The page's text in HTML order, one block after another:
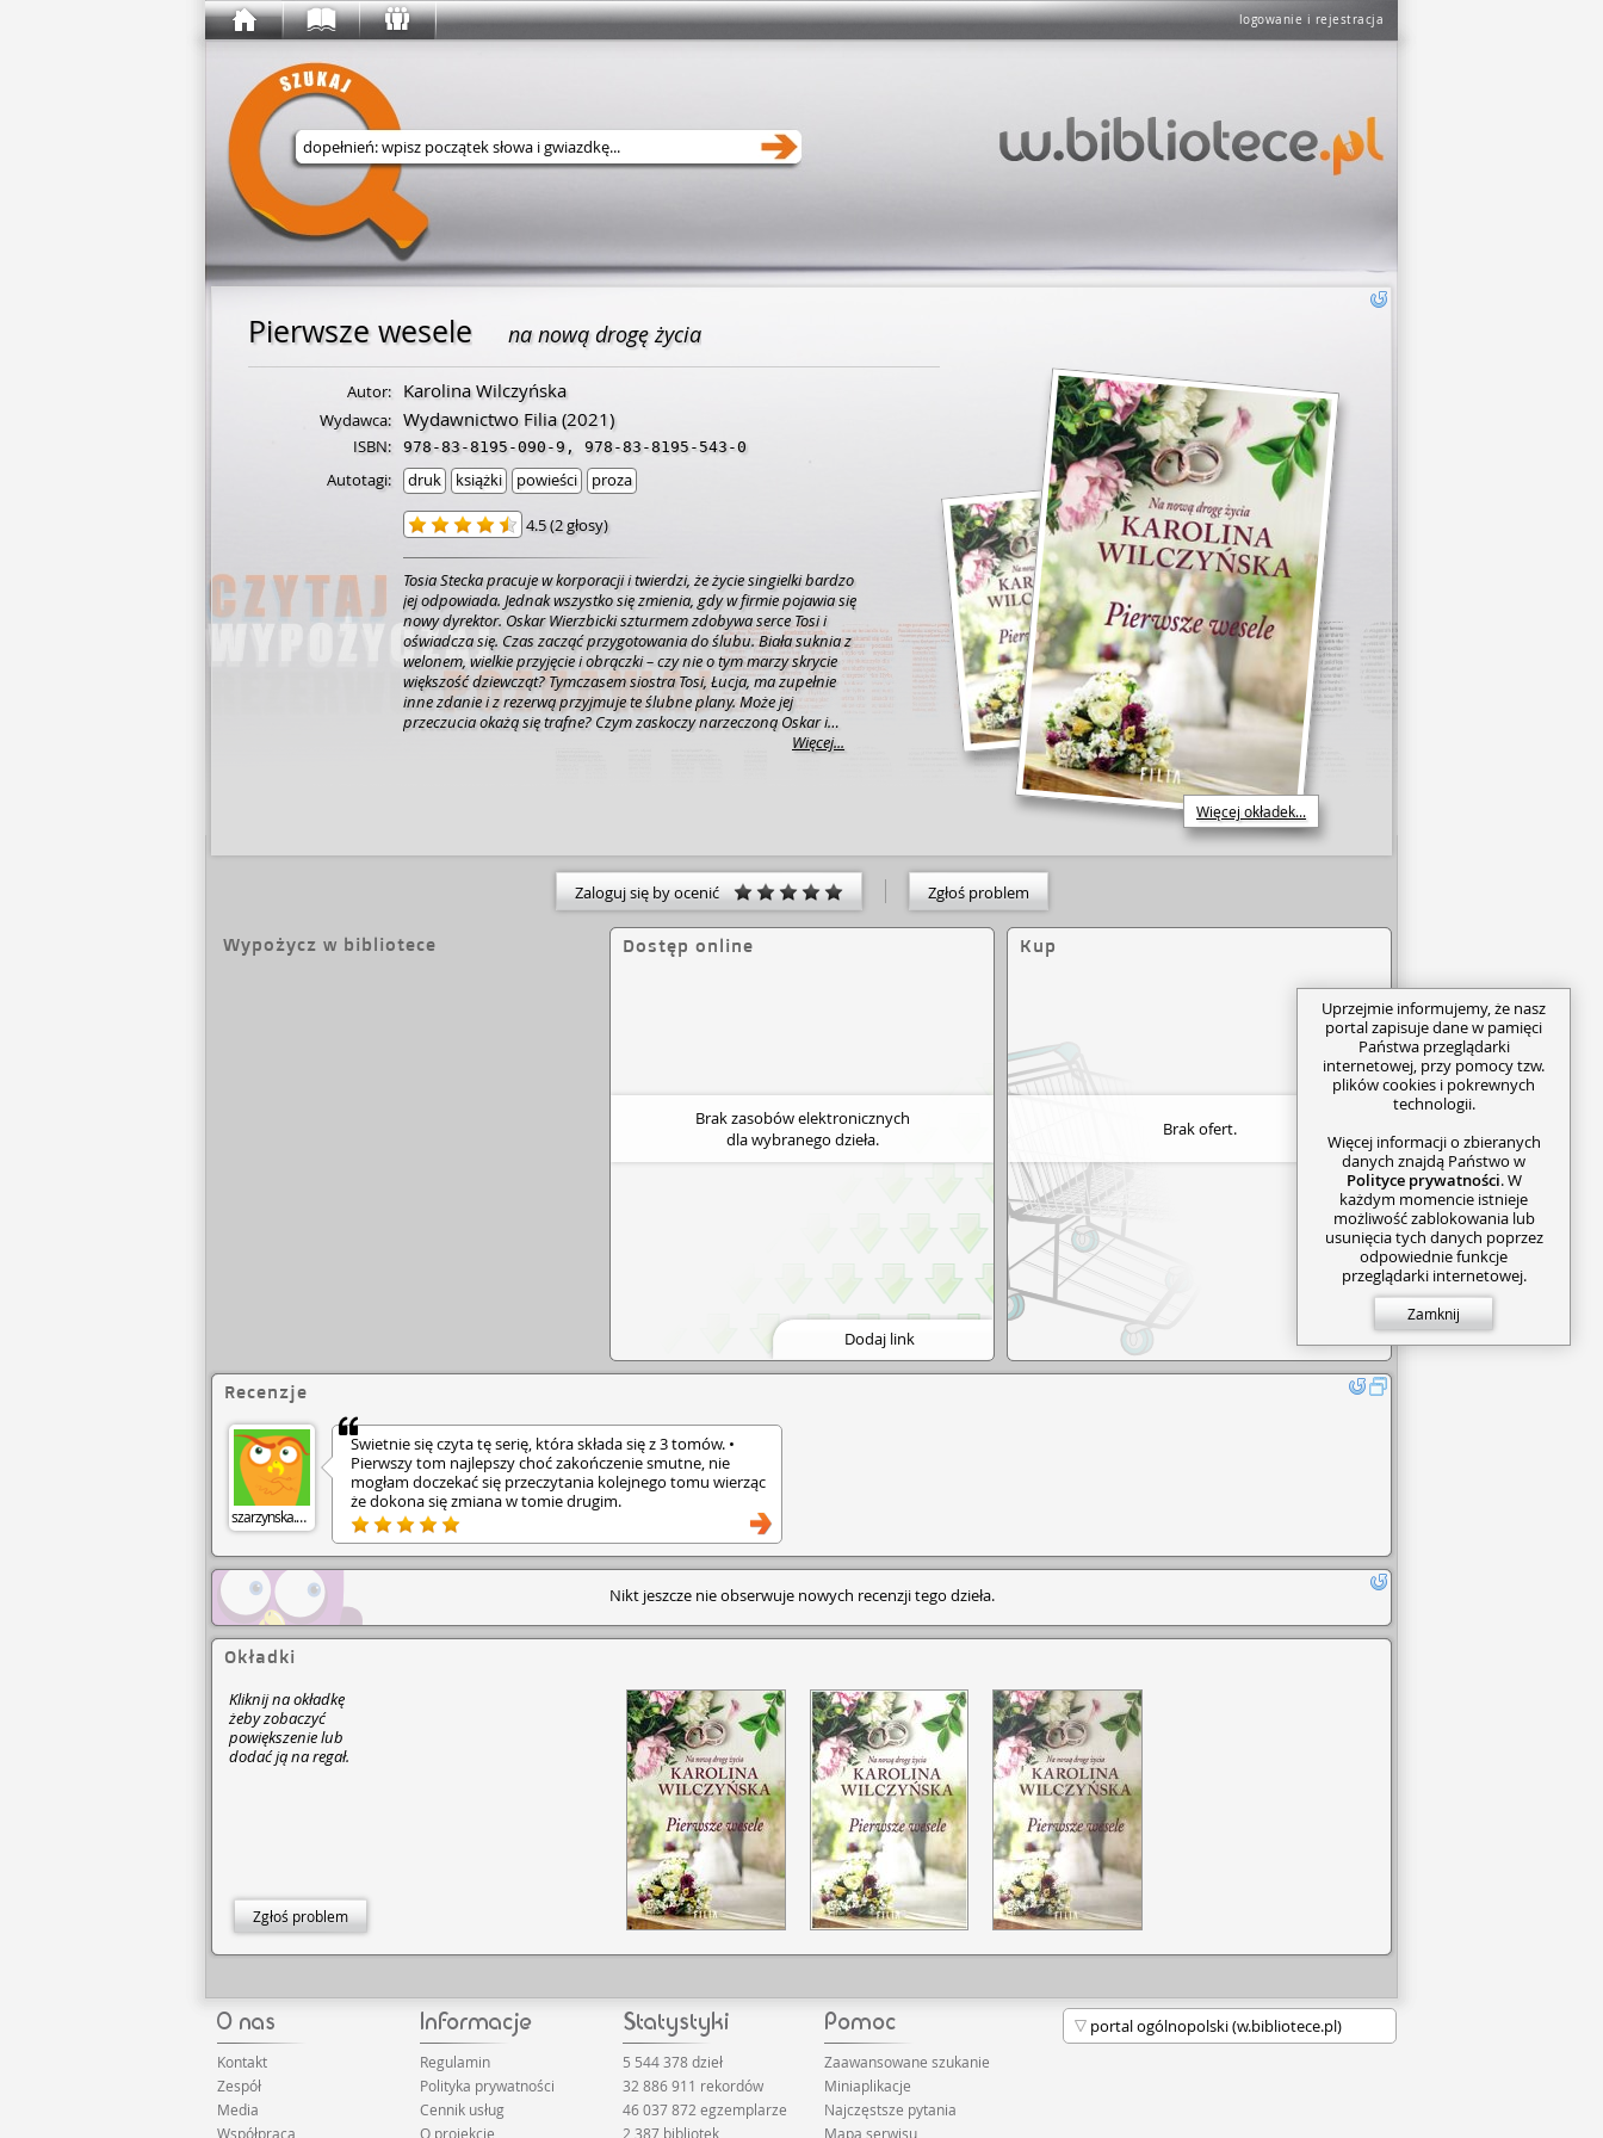
logowanie i rejestracja
Wyszukaj w serwisie
Pierwsze wesele na nową drogę życia
Więcej okładek...
Autor: Karolina Wilczyńska
Wydawca: Wydawnictwo Filia(2021)
ISBN: 978-83-8195-090-9, 978-83-8195-543-0
Autotagi: druk książki powieści proza
4.5(2 głosy)
Tosia Stecka pracuje w korporacji i twierdzi, że życie singielki bardzo
jej odpowiada. Jednak wszystko się zmienia, gdy w firmie pojawia się
nowy dyrektor. Oskar Wierzbicki szturmem zdobywa serce Tosi i
oświadcza się. Czas zacząć przygotowania do ślubu. Biała suknia z
welonem, wielkie przyjęcie i obrączki – czy nie o tym marzy skrycie
większość dziewcząt? Tymczasem siostra Tosi, Łucja, ma zupełnie
inne zdanie i z rezerwą przyjmuje te ślubne plany. Może jej
przeczucia okażą się trafne? Czym zaskoczy narzeczoną Oskar i
jaką tajemnicę ukrywają ojciec sióstr i ciocia Hania? Czy TosiaWięcej...
Zaloguj się by ocenić Zgłoś problem
Wypożycz w bibliotece Dostęp online
Brak zasobów elektronicznych
dla wybranego dzieła.
Dodaj link
Kup
Brak ofert.
Recenzje
szarzynska.agnieszka
Świetnie się czyta tę serię, która składa się z 3 tomów. •
Pierwszy tom najlepszy choć zakończenie smutne, nie
mogłam doczekać się przeczytania kolejnego tomu wierząc
że dokona się zmiana w tomie drugim.
Nikt jeszcze nie obserwuje nowych recenzji tego dzieła.
Okładki
Kliknij na okładkę
żeby zobaczyć
powiększenie lub
dodać ją na regał.
Zgłoś problem
Kontakt
Zespół
Media
Współpraca
Regulamin
Polityka prywatności
Cennik usług
O projekcie
5 544 378 dzieł
32 886 911 rekordów
46 037 872 egzemplarze
2 387 bibliotek
Zaawansowane szukanie
Miniaplikacje
Najczęstsze pytania
Mapa serwisu
Uprzejmie informujemy, że nasz
portal zapisuje dane w pamięci
Państwa przeglądarki
internetowej, przy pomocy tzw.
plików cookies i pokrewnych
technologii.
Więcej informacji o zbieranych
danych znajdą Państwo w
Polityce prywatności. W
każdym momencie istnieje
możliwość zablokowania lub
usunięcia tych danych poprzez
odpowiednie funkcje
przeglądarki internetowej.
Zamknij